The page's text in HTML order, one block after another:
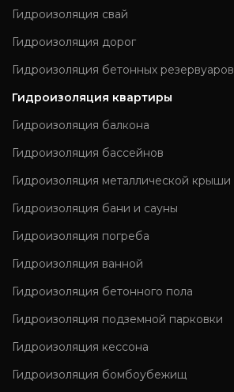
Гидроизоляция свай
Гидроизоляция дорог
Гидроизоляция бетонных резервуаров
Гидроизоляция квартиры
Гидроизоляция балкона
Гидроизоляция бассейнов
Гидроизоляция металлической крыши
Гидроизоляция бани и сауны
Гидроизоляция погреба
Гидроизоляция ванной
Гидроизоляция бетонного пола
Гидроизоляция подземной парковки
Гидроизоляция кессона
Гидроизоляция бомбоубежищ